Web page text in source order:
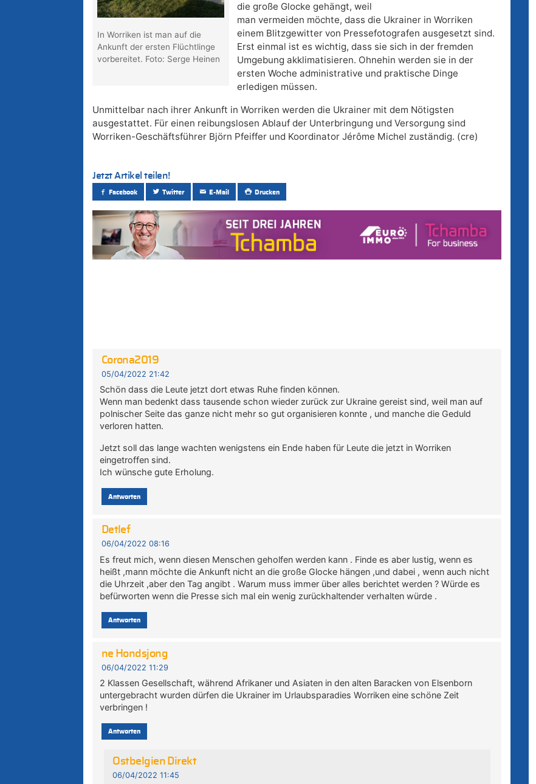
In Worriken ist man auf die
Ankunft der ersten Flüchtlinge
vorbereitet. Foto: Serge Heinen
die große Glocke gehängt, weil
man vermeiden möchte, dass die Ukrainer in Worriken
einem Blitzgewitter von Pressefotografen ausgesetzt sind.
Erst einmal ist es wichtig, dass sie sich in der fremden
Umgebung akklimatisieren. Ohnehin werden sie in der
ersten Woche administrative und praktische Dinge
erledigen müssen.
Unmittelbar nach ihrer Ankunft in Worriken werden die Ukrainer mit dem Nötigsten
ausgestattet. Für einen reibungslosen Ablauf der Unterbringung und Versorgung sind
Worriken-Geschäftsführer Björn Pfeiffer und Koordinator Jérôme Michel zuständig. (cre)
Jetzt Artikel teilen!
Facebook Twitter E-Mail Drucken
Corona2019
05/04/2022 21:42
Schön dass die Leute jetzt dort etwas Ruhe finden können.
Wenn man bedenkt dass tausende schon wieder zurück zur Ukraine gereist sind, weil man auf
polnischer Seite das ganze nicht mehr so gut organisieren konnte , und manche die Geduld
verloren hatten.
Jetzt soll das lange wachten wenigstens ein Ende haben für Leute die jetzt in Worriken
eingetroffen sind.
Ich wünsche gute Erholung.
Antworten
Detlef
06/04/2022 08:16
Es freut mich, wenn diesen Menschen geholfen werden kann . Finde es aber lustig, wenn es
heißt ,mann möchte die Ankunft nicht an die große Glocke hängen ,und dabei , wenn auch nicht
die Uhrzeit ,aber den Tag angibt . Warum muss immer über alles berichtet werden ? Würde es
befürworten wenn die Presse sich mal ein wenig zurückhaltender verhalten würde .
Antworten
ne Hondsjong
06/04/2022 11:29
2 Klassen Gesellschaft, während Afrikaner und Asiaten in den alten Baracken von Elsenborn
untergebracht wurden dürfen die Ukrainer im Urlaubsparadies Worriken eine schöne Zeit
verbringen !
Antworten
Ostbelgien Direkt
06/04/2022 11:45